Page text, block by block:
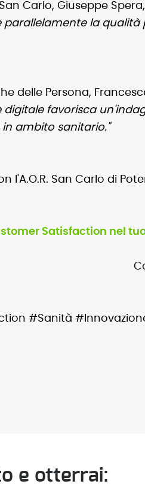
San Carlo, Giuseppe
parallelamente la
delle Persona,
digitale favorisca
in ambito sanitario."
l'A.O.R. San Carlo di
Satisfaction nel
#Sanità
e otterrai: